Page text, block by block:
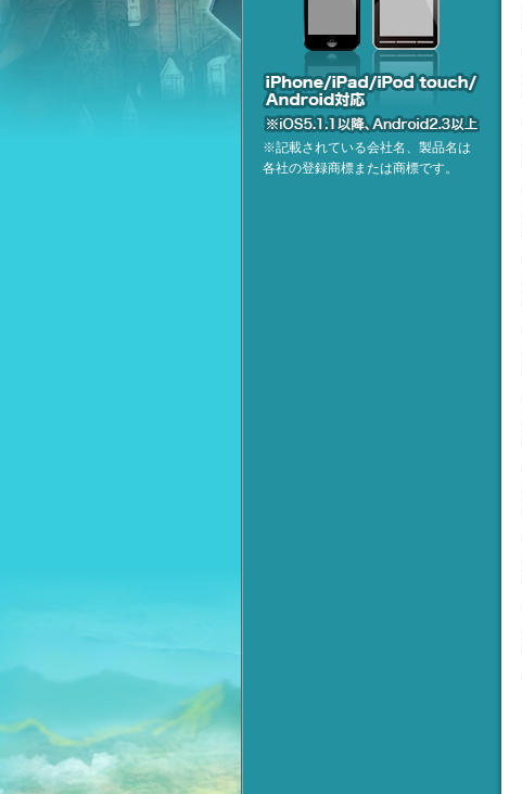
※記載されている会社名、製品名は
各社の登録商標または商標です。